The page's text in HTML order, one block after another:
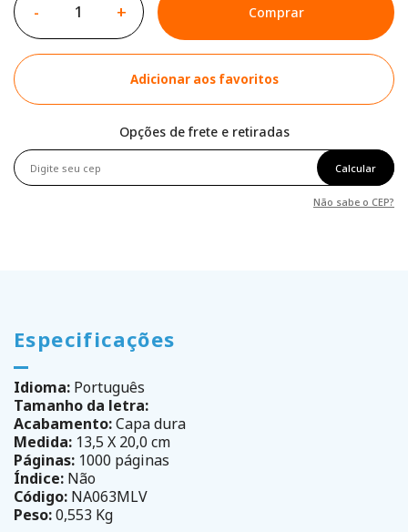
- + Comprar
Adicionar aos favoritos
Opções de frete e retiradas
Calcular
Não sabe o CEP?
Especificações
Idioma: Português
Tamanho da letra:
Acabamento:Capa dura
Medida: 13,5 X 20,0 cm
Páginas: 1000 páginas
Índice: Não
Código: NA063MLV
Peso:0,553 Kg